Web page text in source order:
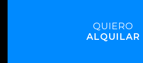
QUIERO
ALQUILAR